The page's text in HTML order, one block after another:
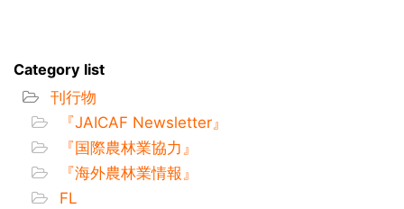
Category list
刊行物
『JAICAF Newsletter』
『国際農林業協力』
『海外農林業情報』
FL